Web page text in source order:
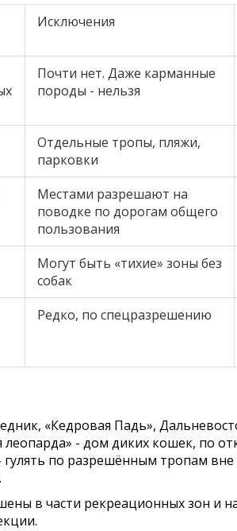
Исключения
Почти нет. Даже карманные
породы - нельзя
Отдельные тропы, пляжи,
парковки
Местами разрешают на
поводке по дорогам общего
пользования
Могут быть «тихие» зоны без
собак
Редко, по спецразрешению
«Кедровая Падь»,
леопарда» - дом диких кошек, по
по разрешённым тропам
в части рекреационных зон и